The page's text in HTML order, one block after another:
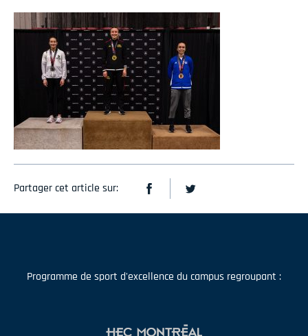
Partager cet article sur:
Programme de sport d'excellence du campus regroupant :